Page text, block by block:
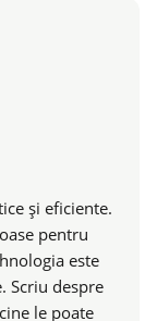
și eficiente.
pentru
este
Scriu despre
le poate